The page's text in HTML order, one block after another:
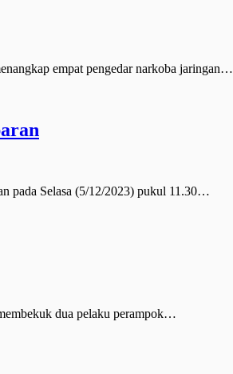
empat pengedar narkoba jaringan…
pada Selasa (5/12/2023) pukul 11.30…
dua pelaku perampok…